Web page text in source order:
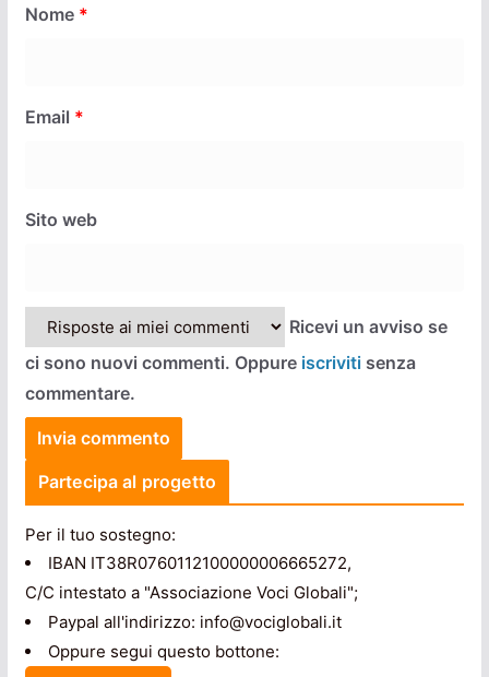
Nome *
Email *
Sito web
Ricevi un avviso se
ci sono nuovi commenti. Oppure iscrivitisenza
commentare.
Partecipa al progetto
Per il tuo sostegno:
IBAN IT38R0760112100000006665272,
C/C intestato a "Associazione Voci Globali";
Paypal all'indirizzo: info@vociglobali.it
Oppure segui questo bottone: